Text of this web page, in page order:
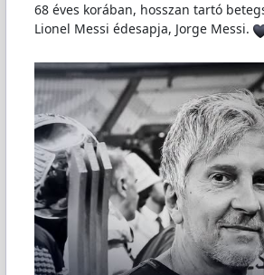
68 éves korában, hosszan tartó
Lionel Messi édesapja, Jorge Messi.